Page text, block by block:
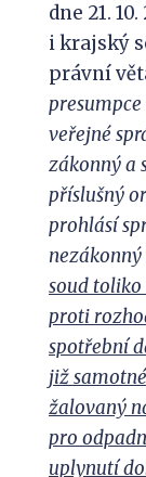
dne 21.
i krajský
právní
veřejné
zákonný a
příslušný
prohlásí
soud
proti
spotřební
již
žalovaný
pro
uplynutí